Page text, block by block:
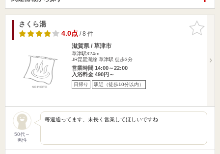
お気に入
りに追加
さくら湯
4.0点/ 8 件
滋賀県 / 草津市
草津駅324m
JR琵琶湖線 草津駅 徒歩3分
営業時間 14:00～22:00
入浴料金 490円～
日帰り 駅近（徒歩10分以内）
50代～
男性
毎週通ってます、末長く営業してほしいですね